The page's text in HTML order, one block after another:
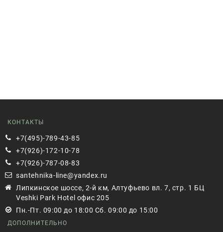
КОНТАКТЫ
+7(495)-789-43-85
+7(926)-172-10-78
+7(926)-787-08-83
santehnika-line@yandex.ru
Липкинское шоссе, 2-й км, Алтуфьево вл. 7, стр. 1 БЦ
Veshki Park Hotel офис 205
Пн.-Пт. 09:00 до 18:00 Сб. 09:00 до 15:00
ДОПОЛНИТЕЛЬНО